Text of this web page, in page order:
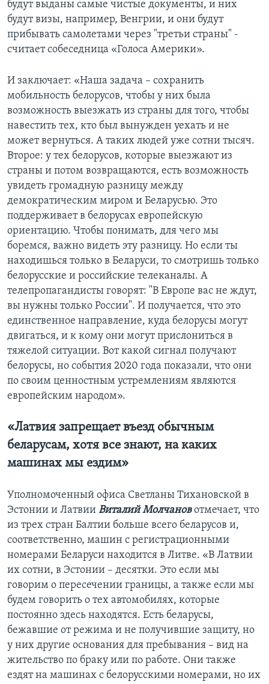
будут выданы самые чистые документы, и них
будут визы, например, Венгрии, и они будут
прибывать самолетами через "третьи страны" -
считает собеседница «Голоса Америки».
И заключает: «Наша задача – сохранить
мобильность белорусов, чтобы у них была
возможность выезжать из страны для того, чтобы
навестить тех, кто был вынужден уехать и не
может вернуться. А таких людей уже сотни тысяч.
Второе: у тех белорусов, которые выезжают из
страны и потом возвращаются, есть возможность
увидеть громадную разницу между
демократическим миром и Беларусью. Это
поддерживает в белорусах европейскую
ориентацию. Чтобы понимать, для чего мы
боремся, важно видеть эту разницу. Но если ты
находишься только в Беларуси, то смотришь только
белорусские и российские телеканалы. А
телепропагандисты говорят: "В Европе вас не ждут,
вы нужны только России". И получается, что это
единственное направление, куда белорусы могут
двигаться, и к кому они могут прислониться в
тяжелой ситуации. Вот какой сигнал получают
белорусы, но события 2020 года показали, что они
по своим ценностным устремлениям являются
европейским народом».
«Латвия запрещает въезд обычным
беларусам, хотя все знают, на каких
машинах мы ездим»
Уполномоченный офиса Светланы Тихановской в
Эстонии и Латвии Виталий Молчановотмечает, что
из трех стран Балтии больше всего беларусов и,
соответственно, машин с регистрационными
номерами Беларуси находится в Литве. «В Латвии
их сотни, в Эстонии – десятки. Это если мы
говорим о пересечении границы, а также если мы
будем говорить о тех автомобилях, которые
постоянно здесь находятся. Есть беларусы,
бежавшие от режима и не получившие защиту, но
у них другие основания для пребывания – вид на
жительство по браку или по работе. Они также
ездят на машинах с белорусскими номерами, но их